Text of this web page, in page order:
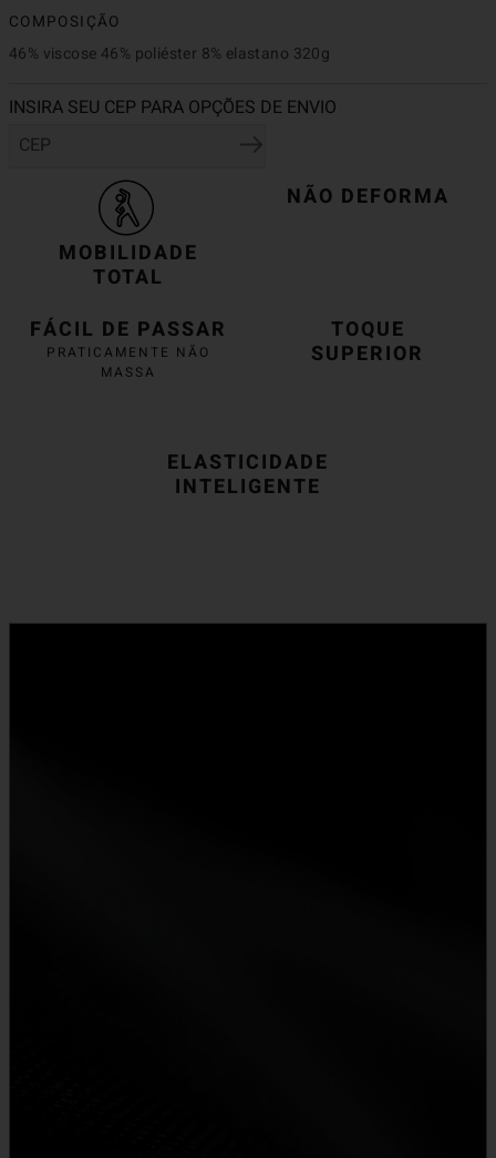
COMPOSIÇÃO
46% viscose 46% poliéster 8% elastano 320g
MOBILIDADE
TOTAL
NÃO DEFORMA
FÁCIL DE PASSAR
PRATICAMENTE NÃO
MASSA
TOQUE
SUPERIOR
ELASTICIDADE
INTELIGENTE